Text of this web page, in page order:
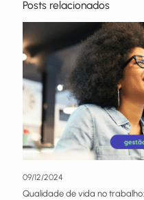
Posts relacionados
09/12/2024
Qualidade de vida no